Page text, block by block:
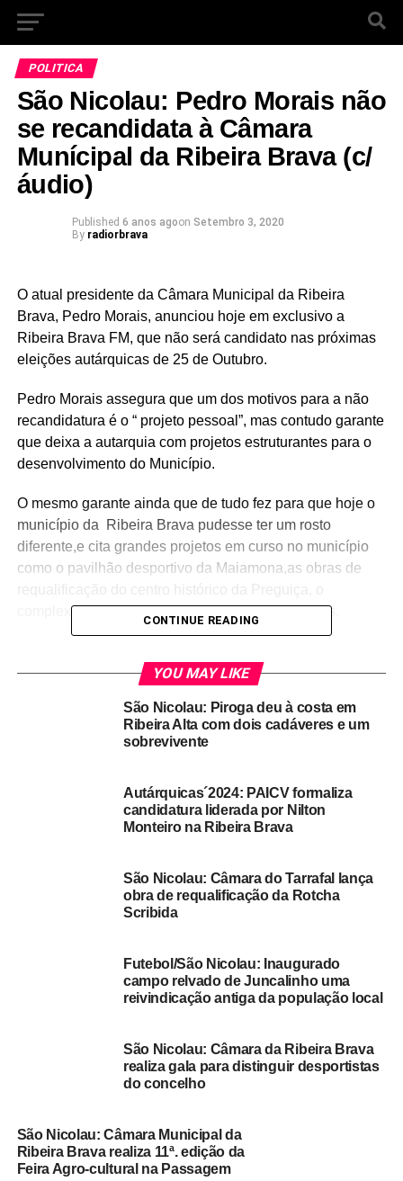
POLITICA
São Nicolau: Pedro Morais não
se recandidata à Câmara
Munícipal da Ribeira Brava (c/
áudio)
Published 6 anos agoon Setembro 3, 2020
By radiorbrava
O atual presidente da Câmara Municipal da Ribeira
Brava, Pedro Morais, anunciou hoje em exclusivo a
Ribeira Brava FM, que não será candidato nas próximas
eleições autárquicas de 25 de Outubro.
Pedro Morais assegura que um dos motivos para a não
recandidatura é o “ projeto pessoal”, mas contudo garante
que deixa a autarquia com projetos estruturantes para o
desenvolvimento do Município.
O mesmo garante ainda que de tudo fez para que hoje o
município da Ribeira Brava pudesse ter um rosto
diferente,e cita grandes projetos em curso no município
como o pavilhão desportivo da Maiamona,as obras de
complexo educativo da Ribeira Brava entre outros.
município da Ribeira Brava, pelo Grupo Independente
Ribeira Brava FM
RIBEIRA BRAVA
Ribeira Brava: Assembleia Municipal aprova
São Nicolau: CRE da Ribeira Brava já alistou 252
CONTINUE READING
YOU MAY LIKE
São Nicolau: Piroga deu à costa em
Ribeira Alta com dois cadáveres e um
sobrevivente
Autárquicas´2024: PAICV formaliza
candidatura liderada por Nilton
Monteiro na Ribeira Brava
São Nicolau: Câmara do Tarrafal lança
obra de requalificação da Rotcha
Scribida
Futebol/São Nicolau: Inaugurado
campo relvado de Juncalinho uma
reivindicação antiga da população local
São Nicolau: Câmara da Ribeira Brava
realiza gala para distinguir desportistas
do concelho
São Nicolau: Câmara Municipal da
Ribeira Brava realiza 11ª. edição da
Feira Agro-cultural na Passagem